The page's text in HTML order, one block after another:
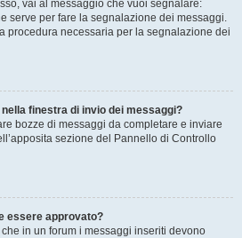
vai al messaggio che vuoi segnalare:
serve per fare la segnalazione dei messaggi.
procedura necessaria per la segnalazione dei
nella finestra di invio dei messaggi?
bozze di messaggi da completare e inviare
sezione del Pannello di Controllo
essere approvato?
in un forum i messaggi inseriti devono